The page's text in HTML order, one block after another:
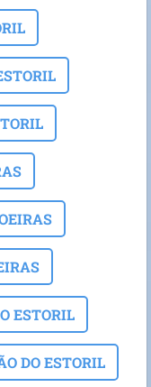
ESTORIL
DO ESTORIL